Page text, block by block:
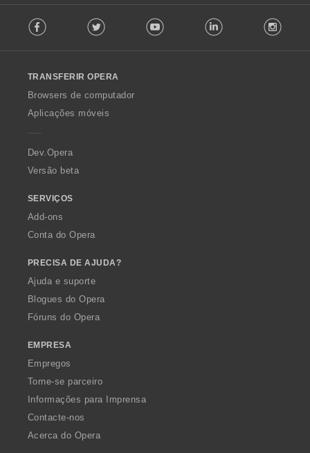
o
w
O
p
a
Facebook Twitter Youtube LinkedIn
TRANSFERIR OPERA
Browsers de computador
Aplicações móveis
Dev.Opera
Versão beta
SERVIÇOS
Add-ons
Conta do Opera
PRECISA DE AJUDA?
Ajuda e suporte
Blogues do Opera
Fóruns do Opera
EMPRESA
Empregos
Torne-se parceiro
Informações para Imprensa
Contacte-nos
Acerca do Opera